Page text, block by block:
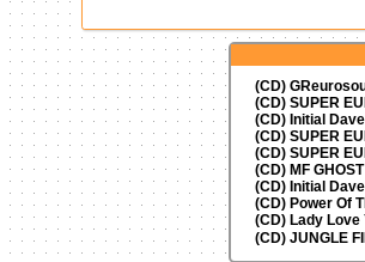
(CD)
(CD) SUPER
(CD) Initial
(CD) SUPER
(CD)SUPER
(CD) MF
(CD) Initial
(CD) Power Of
(CD) Lady Love
(CD) JUNGLE